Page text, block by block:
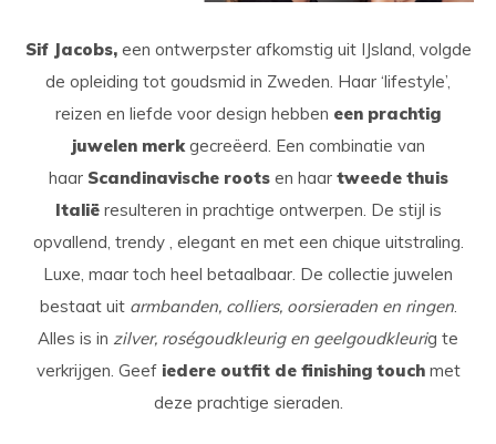
Sif Jacobs,een ontwerpster afkomstig uit IJsland, volgde
de opleiding tot goudsmid in Zweden. Haar ‘lifestyle’,
reizen en liefde voor design hebben een prachtig
juwelen merkgecreëerd. Een combinatie van
haar Scandinavische rootsen haar tweede thuis
Italiëresulteren in prachtige ontwerpen. De stijl is
opvallend, trendy , elegant en met een chique uitstraling.
Luxe, maar toch heel betaalbaar. De collectie juwelen
bestaat uit armbanden, colliers, oorsieraden en ringen.
Alles is in zilver, roségoudkleurig en geelgoudkleurig te
verkrijgen. Geef iedere outfit de finishing touchmet
deze prachtige sieraden.